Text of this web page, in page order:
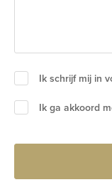
Ik schrijf mij in
Ik ga akkoord